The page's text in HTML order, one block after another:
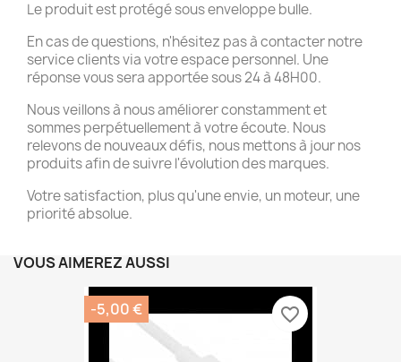
Le produit est protégé sous enveloppe bulle.
En cas de questions, n'hésitez pas à contacter notre
service clients via votre espace personnel. Une
réponse vous sera apportée sous 24 à 48H00.
Nous veillons à nous améliorer constamment et
sommes perpétuellement à votre écoute. Nous
relevons de nouveaux défis, nous mettons à jour nos
produits afin de suivre l'évolution des marques.
Votre satisfaction, plus qu'une envie, un moteur, une
priorité absolue.
VOUS AIMEREZ AUSSI
-5,00 € favorite_border